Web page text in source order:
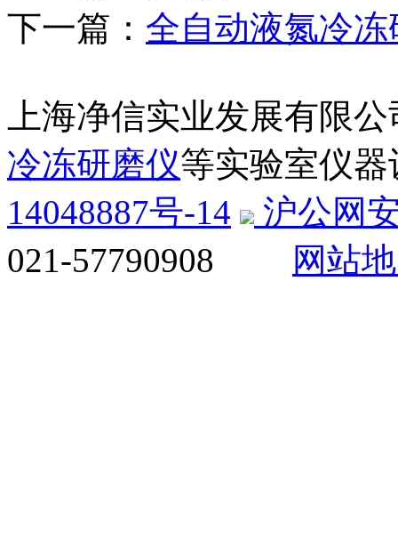
下一篇： 全自动液氮冷冻
上海净信实业发展有限
冷冻研磨仪等实验室仪
14048887号-14
沪公网
021-57790908
网站